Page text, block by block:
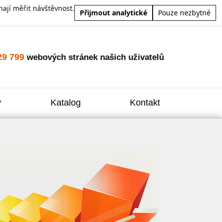
měřit návštěvnost.
Přijmout analytické Pouze nezbytné
799 webových stránek našich uživatelů
Katalog Kontakt